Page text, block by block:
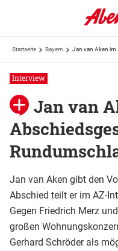
Startseite Bayern
Interview
Jan van
Jan van Aken gibt den
Abschied teilt er im AZ-
Gegen Friedrich Merz
großen
Gerhard Schröder als